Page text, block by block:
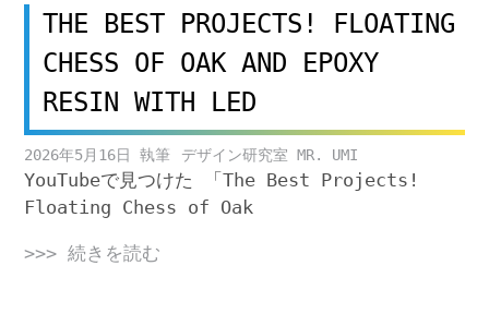
THE BEST PROJECTS! FLOATING
CHESS OF OAK AND EPOXY
RESIN WITH LED
2026年5月16日 デザイン研究室 MR. UMI
YouTubeで見つけた 「The Best Projects!
Floating Chess of Oak
>>> 続きを読む